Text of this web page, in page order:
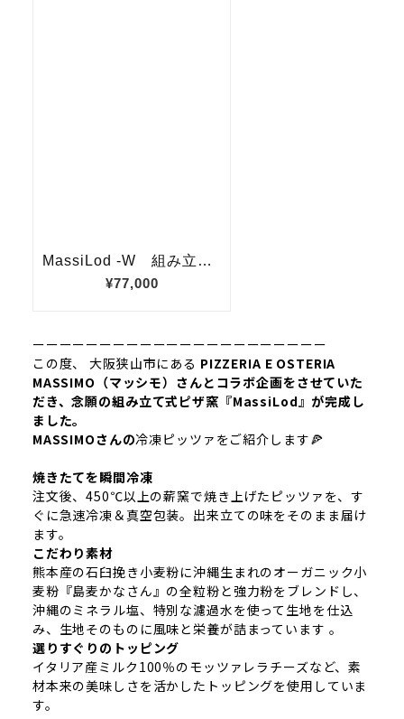
ーーーーーーーーーーーーーーーーーーーーーー
この度、大阪狭山市にある PIZZERIA E OSTERIA
MASSIMO（マッシモ）さんとコラボ企画をさせていた
だき、念願の組み立て式ピザ窯『MassiLod』が完成し
ました。
MASSIMOさんの冷凍ピッツァをご紹介します🍕
焼きたてを瞬間冷凍
注文後、450℃以上の薪窯で焼き上げたピッツァを、す
ぐに急速冷凍＆真空包装。出来立ての味をそのまま届け
ます。
こだわり素材
熊本産の石臼挽き小麦粉に沖縄生まれのオーガニック小
麦粉『島麦かなさん』の全粒粉と強力粉をブレンドし、
沖縄のミネラル塩、特別な濾過水を使って生地を仕込
み、生地そのものに風味と栄養が詰まっています 。
選りすぐりのトッピング
イタリア産ミルク100％のモッツァレラチーズなど、素
材本来の美味しさを活かしたトッピングを使用していま
す。